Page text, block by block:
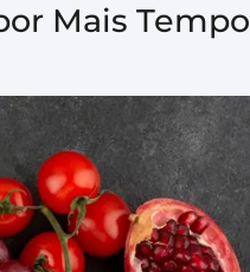
Mais Tempo